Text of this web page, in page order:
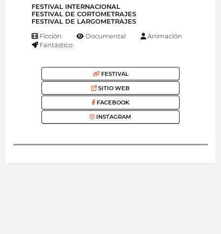
FESTIVAL INTERNACIONAL
FESTIVAL DE CORTOMETRAJES
FESTIVAL DE LARGOMETRAJES
Ficción Documental
Animación
Fantástico
FESTIVAL
SITIO WEB
FACEBOOK
INSTAGRAM